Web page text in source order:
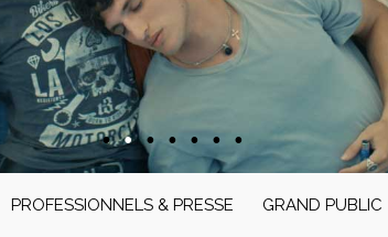
PROFESSIONNELS & PRESSE GRAND PUBLIC